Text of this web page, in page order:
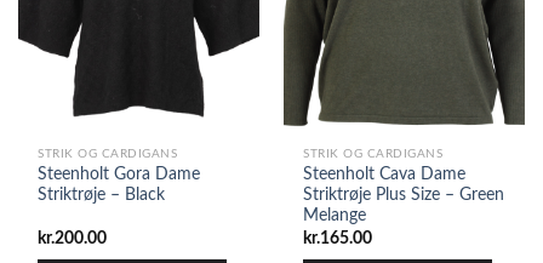
STRIK OG CARDIGANS
Steenholt Gora Dame
Striktrøje – Black
kr.200.00
STRIK OG CARDIGANS
Steenholt Cava Dame
Striktrøje Plus Size – Green
Melange
kr.165.00